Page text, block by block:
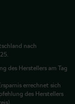
nach
des Herstellers am Tag
errechnet sich
des Herstellers